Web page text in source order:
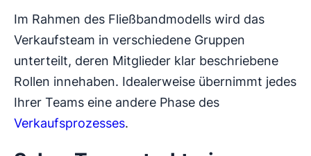
Im Rahmen des Fließbandmodells wird das
Verkaufsteam in verschiedene Gruppen
unterteilt, deren Mitglieder klar beschriebene
Rollen innehaben. Idealerweise übernimmt jedes
Ihrer Teams eine andere Phase des
Verkaufsprozesses.